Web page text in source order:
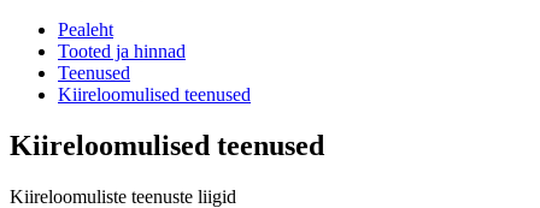
Pealeht
Tooted ja hinnad
Teenused
Kiireloomulised teenused
Kiireloomulised teenused
Kiireloomuliste teenuste liigid